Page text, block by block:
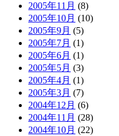
2005年11月 (8)
2005年10月 (10)
2005年9月 (5)
2005年7月 (1)
2005年6月 (1)
2005年5月 (3)
2005年4月 (1)
2005年3月 (7)
2004年12月 (6)
2004年11月 (28)
2004年10月 (22)